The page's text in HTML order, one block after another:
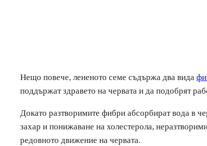
Нещо повече, лененото семе съдържа два вида
поддържат здравето на червата и да подобрят
Докато разтворимите фибри абсорбират вода в
захар и понижаване на холестерола,
редовното движение на червата.